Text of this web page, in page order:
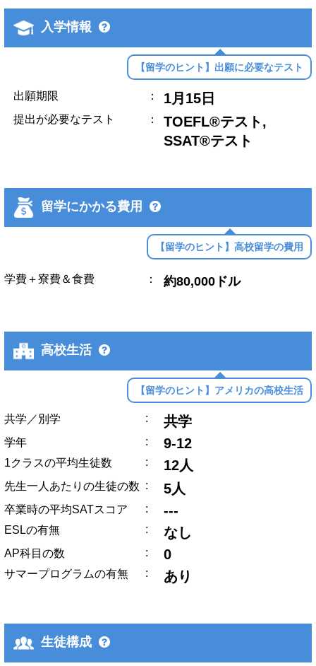
入学情報
【留学のヒント】出願に必要なテスト
出願期限 ： 1月15日
提出が必要なテスト ：
TOEFL®テスト,
SSAT®テスト
留学にかかる費用
【留学のヒント】高校留学の費用
学費＋寮費＆食費 ： 約80,000ドル
高校生活
【留学のヒント】アメリカの高校生活
共学／別学 : 共学
学年 : 9-12
1クラスの平均生徒数 : 12人
先生一人あたりの生徒の数 : 5人
卒業時の平均SATスコア : ---
ESLの有無 : なし
AP科目の数 : 0
サマープログラムの有無 : あり
生徒構成